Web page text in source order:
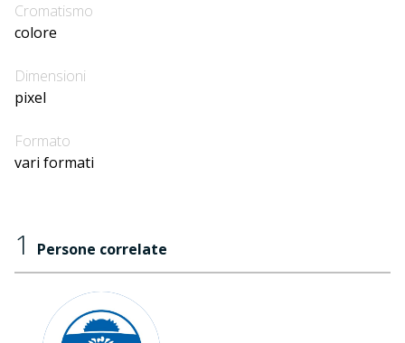
Cromatismo
colore
Dimensioni
pixel
Formato
vari formati
1 Persone correlate